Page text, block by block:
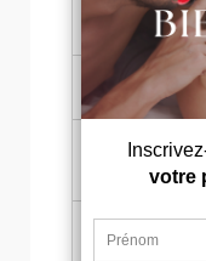
Combien
gagner
Combien
de Men Size
Puis-je
même
rapide, une
Je ne
Men Size